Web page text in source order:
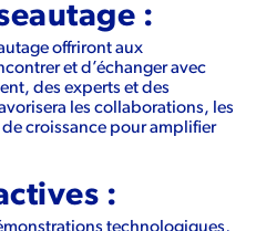
:
offriront aux
et d’échanger avec
des experts et des
les collaborations, les
croissance pour amplifier
: